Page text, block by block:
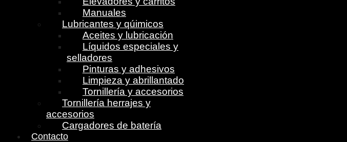
Manuales
Lubricantes y qúimicos
Aceites y lubricación
Líquidos especiales y
selladores
Pinturas y adhesivos
Limpieza y abrillantado
Tornillería y accesorios
Tornillería herrajes y
accesorios
Cargadores de batería
Contacto